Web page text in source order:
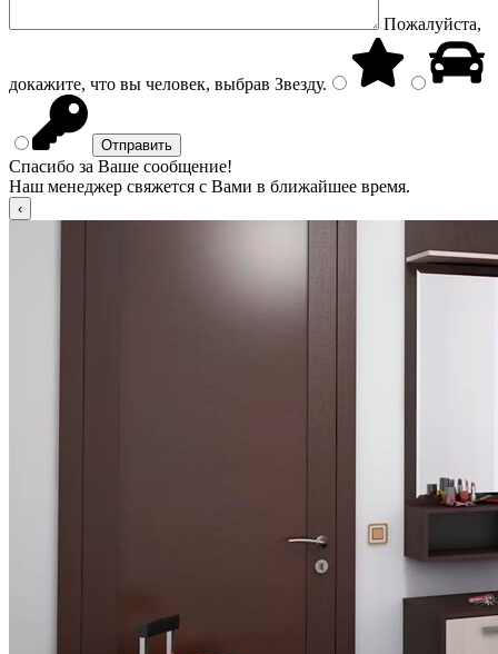
Пожалуйста,
докажите, что вы человек, выбрав Звезду.
Спасибо за Ваше сообщение!
Наш менеджер свяжется с Вами в ближайшее время.